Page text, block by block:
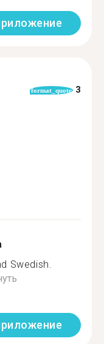
format_quote 3
Swedish.